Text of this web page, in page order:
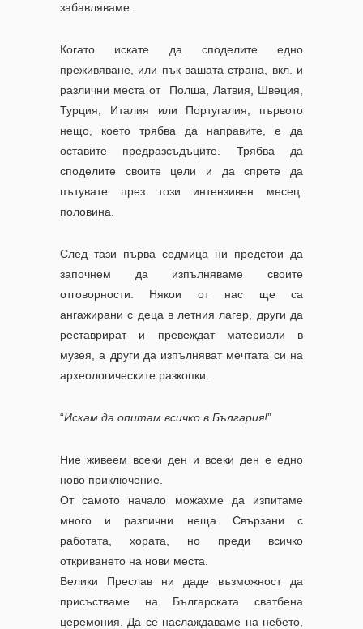
забавляваме.
Когато искате да споделите едно
преживяване, или пък вашата страна, вкл. и
различни места от Полша, Латвия, Швеция,
Турция, Италия или Португалия, първото
нещо, което трябва да направите, е да
оставите предразсъдъците. Трябва да
споделите своите цели и да спрете да
пътувате през този интензивен месец.
половина.
След тази първа седмица ни предстои да
започнем да изпълняваме своите
отговорности. Някои от нас ще са
ангажирани с деца в летния лагер, други да
реставрират и превеждат материали в
музея, а други да изпълняват мечтата си на
археологическите разкопки.
“Искам да опитам всичко в България!”
Ние живеем всеки ден и всеки ден е едно
ново приключение.
От самото начало можахме да изпитаме
много и различни неща. Свързани с
работата, хората, но преди всичко
откриването на нови места.
Велики Преслав ни даде възможност да
присъстваме на Българската сватбена
церемония. Да се наслаждаваме на небето,